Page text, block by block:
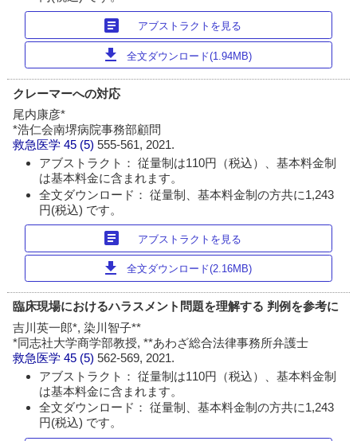
article アブストラクトを見る
download 全文ダウンロード(1.94MB)
クレーマーへの対応
尾内康彦*
*浩仁会南堺病院事務部顧問
救急医学 45 (5)555-561, 2021.
アブストラクト： 従量制は110円（税込）、基本料金制
は基本料金に含まれます。
全文ダウンロード： 従量制、基本料金制の方共に1,243
円(税込) です。
article アブストラクトを見る
download 全文ダウンロード(2.16MB)
臨床現場におけるハラスメント問題を理解する 判例を参考に
吉川英一郎*, 染川智子**
*同志社大学商学部教授, **あわざ総合法律事務所弁護士
救急医学 45 (5)562-569, 2021.
アブストラクト： 従量制は110円（税込）、基本料金制
は基本料金に含まれます。
全文ダウンロード： 従量制、基本料金制の方共に1,243
円(税込) です。